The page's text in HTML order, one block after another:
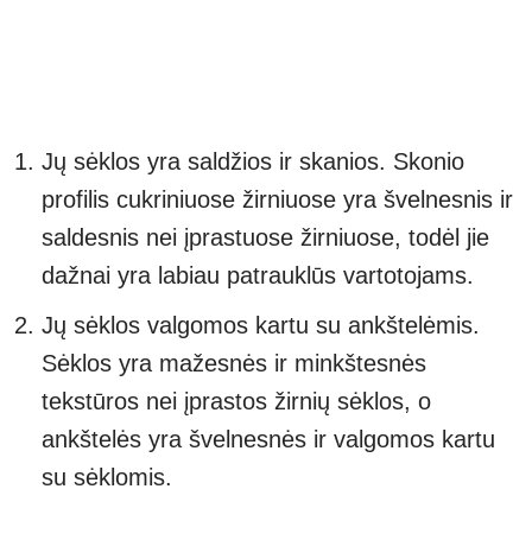
Jų sėklos yra saldžios ir skanios. Skonio
profilis cukriniuose žirniuose yra švelnesnis ir
saldesnis nei įprastuose žirniuose, todėl jie
dažnai yra labiau patrauklūs vartotojams.
Jų sėklos valgomos kartu su ankštelėmis.
Sėklos yra mažesnės ir minkštesnės
tekstūros nei įprastos žirnių sėklos, o
ankštelės yra švelnesnės ir valgomos kartu
su sėklomis.